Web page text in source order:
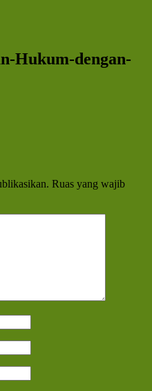
Hukum-dengan-
Ruas yang wajib